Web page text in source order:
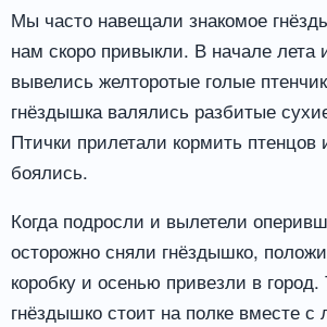
Мы часто навещали знакомое
нам скоро привыкли. В начале лета
вывелись желторотые голые
гнёздышка валялись разбитые
Птички прилетали кормить птенцов
боялись.
Когда подросли и вылетели
осторожно сняли гнёздышко,
коробку и осенью привезли в город.
гнёздышко стоит на полке вместе